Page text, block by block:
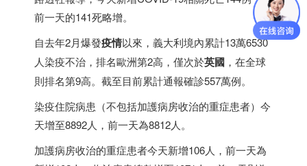
前一天的141死略增。
自去年2月爆發疫情以來，義大利境內累計13萬6530
人染疫不治，排名歐洲第2高，僅次於英國 ，在全球
則排名第9高。截至目前累計通報確診557萬例。
染疫住院病患（不包括加護病房收治的重症患者）今
天增至8892人，前一天為8812人。
加護病房收治的重症患者今天新增106人，前一天為